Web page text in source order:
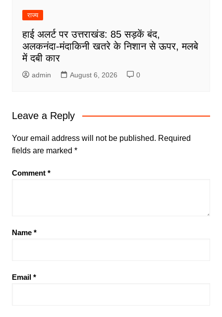
राज्य
हाई अलर्ट पर उत्तराखंड: 85 सड़कें बंद,
अलकनंदा-मंदाकिनी खतरे के निशान से ऊपर, मलबे
में दबी कार
admin August 6, 2026 0
Leave a Reply
Your email address will not be published. Required
fields are marked *
Comment *
Name *
Email *